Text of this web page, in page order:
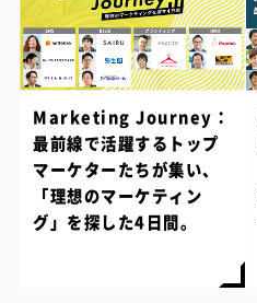
Marketing Journey：
最前線で活躍するトップ
マーケターたちが集い、
「理想のマーケティン
グ」を探した4日間。